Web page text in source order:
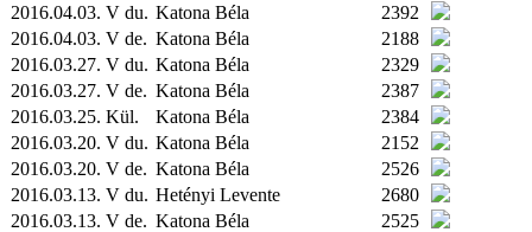
2016.04.03. V du. Katona Béla
2392
2016.04.03. V de. Katona Béla
2188
2016.03.27. V du. Katona Béla
2329
2016.03.27. V de. Katona Béla
2387
2016.03.25. Kül. Katona Béla
2384
2016.03.20. V du. Katona Béla
2152
2016.03.20. V de. Katona Béla
2526
2016.03.13. V du. Hetényi Levente
2680
2016.03.13. V de. Katona Béla
2525